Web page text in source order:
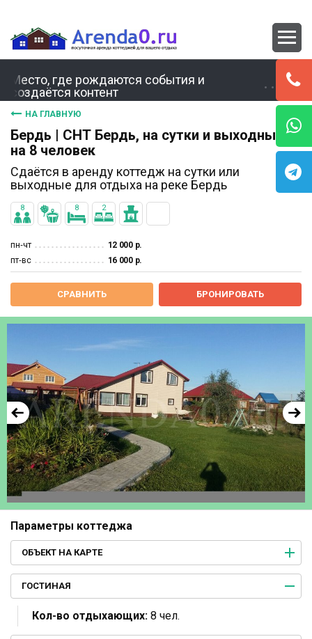
Место, где рождаются события и
создаётся контент
НА ГЛАВНУЮ
Бердь | СНТ Бердь, на сутки и выходные
на 8 человек
Сдаётся в аренду коттедж на сутки или
выходные для отдыха на реке Бердь
8 8 2
пн‐чт
12 000 р.
пт‐вс
16 000 р.
СРАВНИТЬ БРОНИРОВАТЬ
Параметры коттеджа
ОБЪЕКТ НА КАРТЕ
ГОСТИНАЯ
Кол-во отдыхающих: 8 чел.